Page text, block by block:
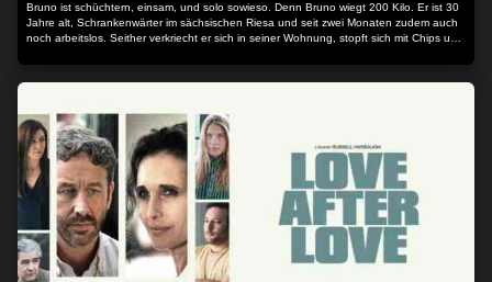
Bruno ist schüchtern, einsam, und solo sowieso. Denn Bruno wiegt 200 Kilo. Er ist 30
Jahre alt, Schrankenwärter im sächsischen Riesa und seit zwei Monaten zudem auch
noch arbeitslos. Seither verkriecht er sich in seiner Wohnung, stopft sich mit Chips und
Gerichtsvollzieher bei ihm klingelt. Brunos Kumpel Kalle erinnert ein wenig an einen
falschen Fuffziger, denn alles an ihm ist Fake, von den Pseudo-Guccis an seinen
arbeitslos, aber sein Herz hat er am rechten Fleck. Und Kalle hat eine Idee, wie sie
sich sanieren können. Denn ausgerechnet im sächsischen Provinzkaff Riesa findet die
erste Sumo-WM außerhalb Japans statt. Dem Sieger winken immerhin 50.000 DM -
und wer, bitte schön, wäre besser zum Sumo-Ringer geeignet als Bruno!? Nach
anfänglichem Zögern lässt sich Bruno tatsächlich auf das aberwitzige Unternehmen
ein.